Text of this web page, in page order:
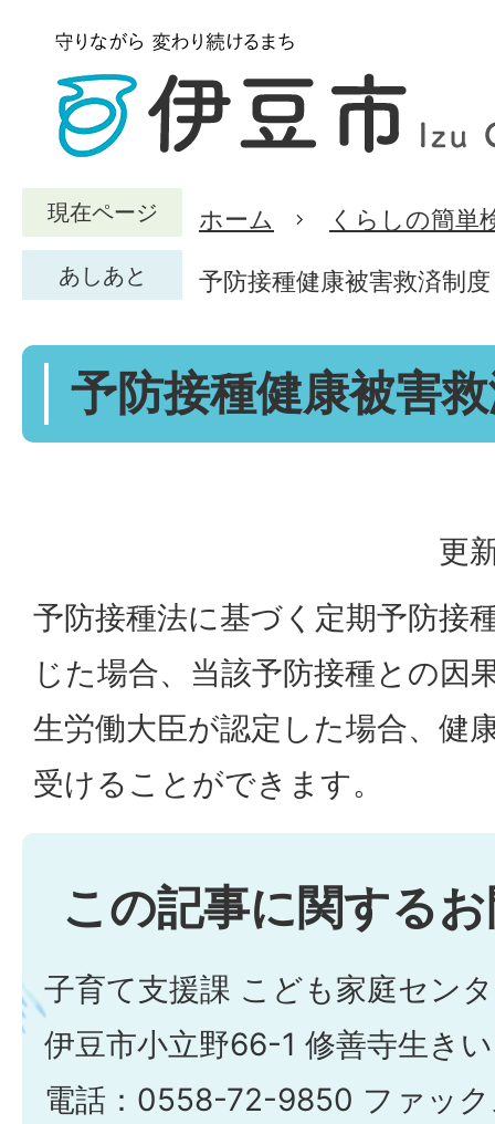
現在ページ ホーム くらしの簡単
あしあと 予防接種健康被害救済制度
予防接種健康被害
更
予防接種法に基づく定期予防接
じた場合、当該予防接種との因
生労働大臣が認定した場合、健
受けることができます。
この記事に関する
子育て支援課 こども家庭セン
伊豆市小立野66-1 修善寺生き
電話：0558-72-9850 ファッ